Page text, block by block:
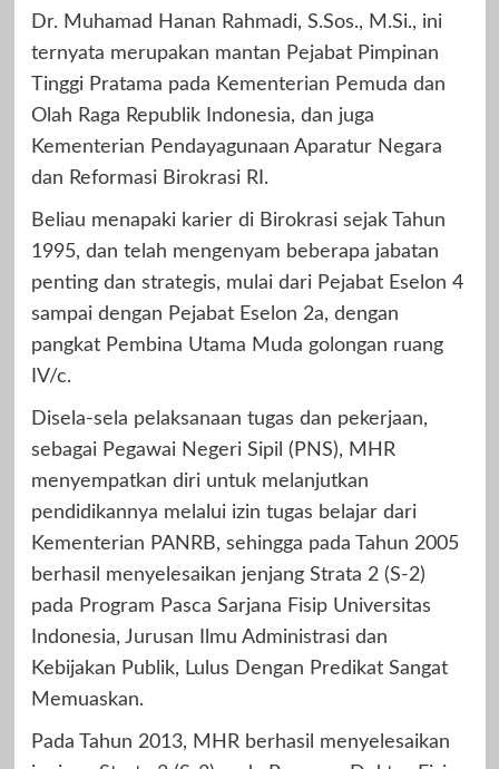
Dr. Muhamad Hanan Rahmadi, S.Sos., M.Si., ini
ternyata merupakan mantan Pejabat Pimpinan
Tinggi Pratama pada Kementerian Pemuda dan
Olah Raga Republik Indonesia, dan juga
Kementerian Pendayagunaan Aparatur Negara
dan Reformasi Birokrasi RI.
Beliau menapaki karier di Birokrasi sejak Tahun
1995, dan telah mengenyam beberapa jabatan
penting dan strategis, mulai dari Pejabat Eselon 4
sampai dengan Pejabat Eselon 2a, dengan
pangkat Pembina Utama Muda golongan ruang
IV/c.
Disela-sela pelaksanaan tugas dan pekerjaan,
sebagai Pegawai Negeri Sipil (PNS), MHR
menyempatkan diri untuk melanjutkan
pendidikannya melalui izin tugas belajar dari
Kementerian PANRB, sehingga pada Tahun 2005
berhasil menyelesaikan jenjang Strata 2 (S-2)
pada Program Pasca Sarjana Fisip Universitas
Indonesia, Jurusan Ilmu Administrasi dan
Kebijakan Publik, Lulus Dengan Predikat Sangat
Memuaskan.
Pada Tahun 2013, MHR berhasil menyelesaikan